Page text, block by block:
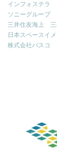
インフォステラ
ソニーグループ
三井住友海上
日本スペースイ
株式会社パスコ